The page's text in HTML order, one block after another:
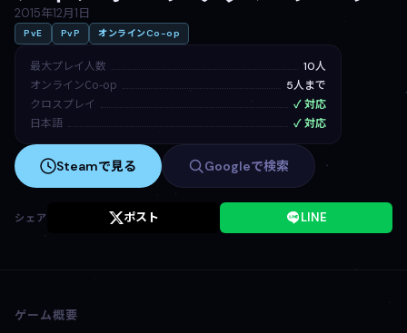
2015年12月1日
PvE PvP オンラインCo-op
最大プレイ人数 10人
オンラインCo-op 5人まで
クロスプレイ ✓ 対応
日本語 ✓ 対応
Steamで見る Googleで検索
シェア ポスト LINE
ゲーム概要